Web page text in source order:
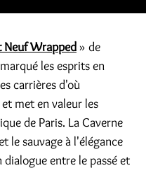
Neuf Wrapped» de
les esprits en
carrières d'où
met en valeur les
de Paris. La Caverne
le sauvage à l'élégance
entre le passé et